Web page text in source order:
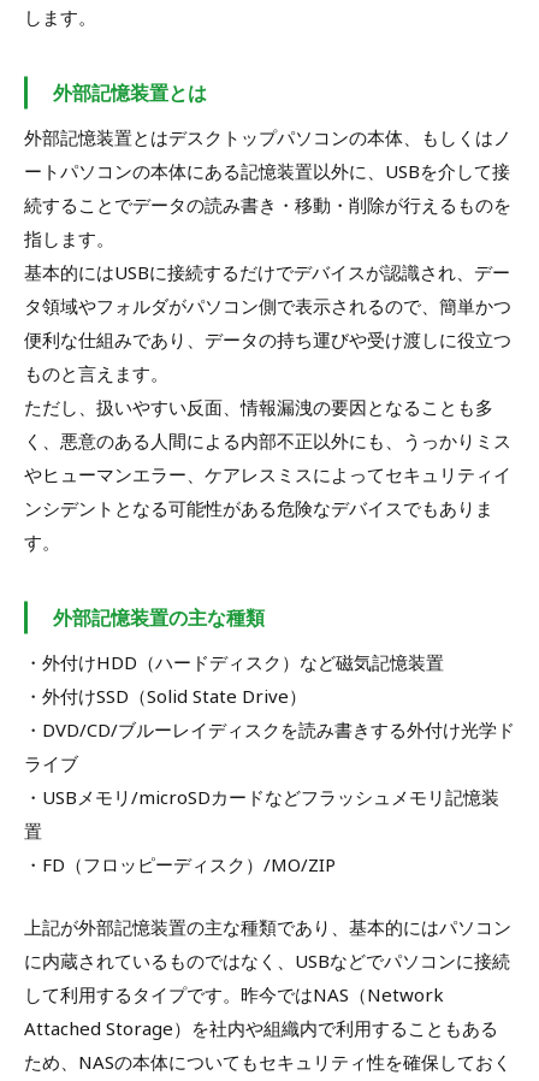
します。
外部記憶装置とは
外部記憶装置とはデスクトップパソコンの本体、もしくはノ
ートパソコンの本体にある記憶装置以外に、USBを介して接
続することでデータの読み書き・移動・削除が行えるものを
指します。
基本的にはUSBに接続するだけでデバイスが認識され、デー
タ領域やフォルダがパソコン側で表示されるので、簡単かつ
便利な仕組みであり、データの持ち運びや受け渡しに役立つ
ものと言えます。
ただし、扱いやすい反面、情報漏洩の要因となることも多
く、悪意のある人間による内部不正以外にも、うっかりミス
やヒューマンエラー、ケアレスミスによってセキュリティイ
ンシデントとなる可能性がある危険なデバイスでもありま
す。
外部記憶装置の主な種類
・外付けHDD（ハードディスク）など磁気記憶装置
・外付けSSD（Solid State Drive）
・DVD/CD/ブルーレイディスクを読み書きする外付け光学ド
ライブ
・USBメモリ/microSDカードなどフラッシュメモリ記憶装
置
・FD（フロッピーディスク）/MO/ZIP
上記が外部記憶装置の主な種類であり、基本的にはパソコン
に内蔵されているものではなく、USBなどでパソコンに接続
して利用するタイプです。昨今ではNAS（Network
Attached Storage）を社内や組織内で利用することもある
ため、NASの本体についてもセキュリティ性を確保しておく